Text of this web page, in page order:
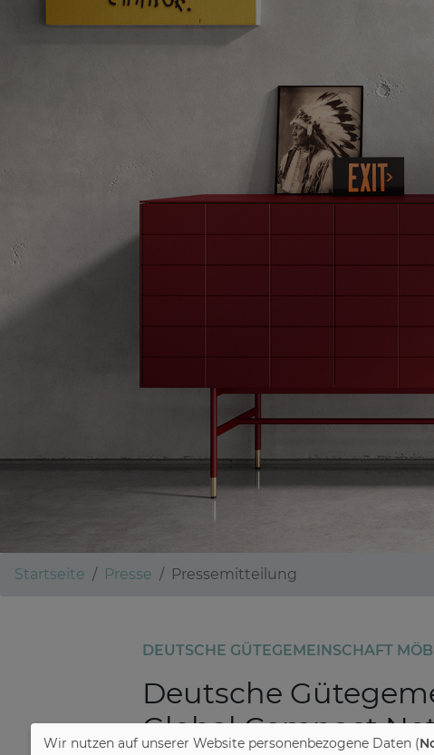
Startseite Presse Pressemitteilung
DEUTSCHE GÜTEGEMEINSCHAFT
Deutsche
Global Compact
Wir nutzen auf unserer Website personenbezogene Daten (